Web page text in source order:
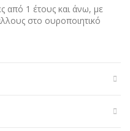
από 1 έτους και άνω, με
στο ουροποιητικό